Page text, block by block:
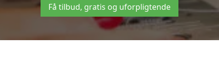
Få tilbud, gratis og uforpligtende